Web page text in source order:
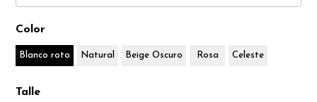
Color
Blanco roto Natural Beige Oscuro Rosa Celeste
Talle